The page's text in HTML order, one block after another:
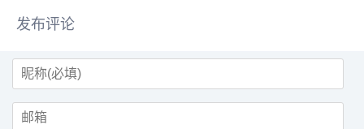
发布评论